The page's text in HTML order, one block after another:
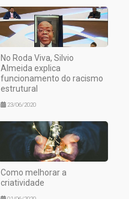
No Roda Viva, Silvio
Almeida explica
funcionamento do racismo
estrutural
23/06/2020
Como melhorar a
criatividade